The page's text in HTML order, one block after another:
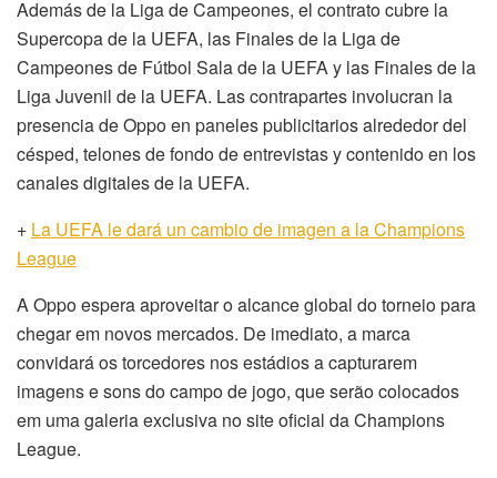
Además de la Liga de Campeones, el contrato cubre la
Supercopa de la UEFA, las Finales de la Liga de
Campeones de Fútbol Sala de la UEFA y las Finales de la
Liga Juvenil de la UEFA. Las contrapartes involucran la
presencia de Oppo en paneles publicitarios alrededor del
césped, telones de fondo de entrevistas y contenido en los
canales digitales de la UEFA.
+ La UEFA le dará un cambio de imagen a la Champions
League
A Oppo espera aproveitar o alcance global do torneio para
chegar em novos mercados. De imediato, a marca
convidará os torcedores nos estádios a capturarem
imagens e sons do campo de jogo, que serão colocados
em uma galeria exclusiva no site oficial da Champions
League.